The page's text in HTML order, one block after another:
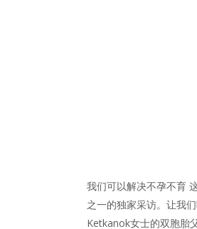
我们可以解决不孕不育
之一的独家采访。让我
Ketkanok女士的双胞胎